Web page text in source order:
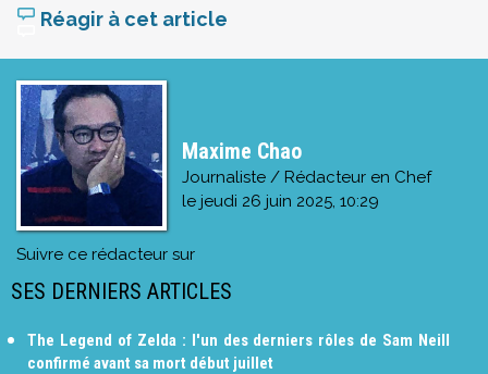
Réagir à cet article
Maxime Chao
Journaliste / Rédacteur en Chef
le jeudi 26 juin 2025, 10:29
Suivre ce rédacteur sur
SES DERNIERS ARTICLES
The Legend of Zelda : l'un des derniers rôles de Sam Neill
confirmé avant sa mort début juillet